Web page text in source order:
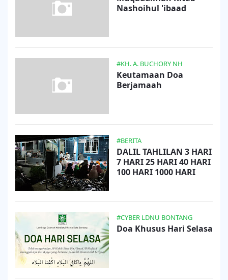
Nashoihul 'ibaad
#KH. A. BUCHORY NH
Keutamaan Doa
Berjamaah
#BERITA
DALIL TAHLILAN 3 HARI
7 HARI 25 HARI 40 HARI
100 HARI 1000 HARI
#CYBER LDNU BONTANG
Doa Khusus Hari Selasa